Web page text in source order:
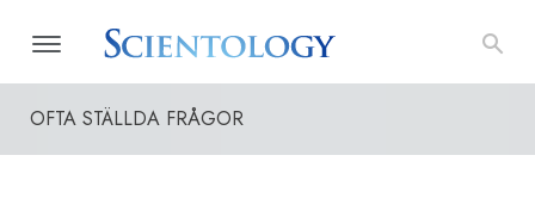
OFTA STÄLLDA FRÅGOR